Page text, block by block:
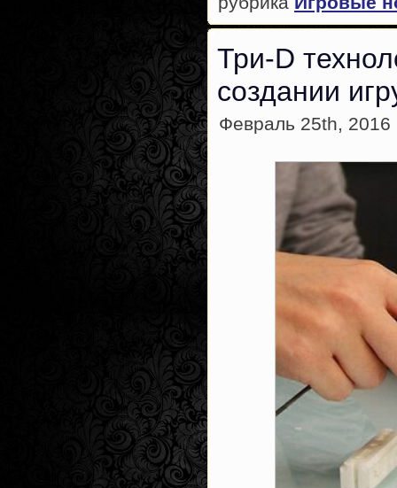
Три-D
создании
Февраль 25th, 2016